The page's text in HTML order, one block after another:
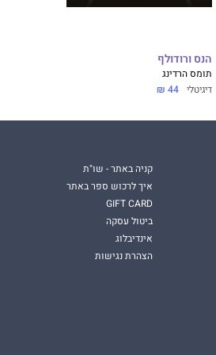
הנס ורודולף
תומס הרדינג
דיגיטלי 44 ₪
קניה באתר - שו"ת
איך לרכוש ספר באתר
GIFT CARD
ביטול עסקה
אינדיבלוג
הצהרת נגישות